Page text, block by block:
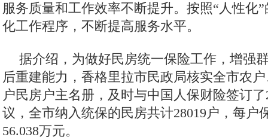
服务质量和工作效率不断提升。按照“人性化
化工作程序，不断提高服务水平。
据介绍，为做好民房统一保险工作，增强
后重建能力，香格里拉市民政局核实全市农
户民房户主名册，及时与中国人保财险签订
议，全市纳入统保的民房共计28019户，每户
56.038万元。